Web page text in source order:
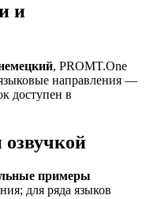
и
, PROMT.One
направления —
доступен в
примеры
для ряда языков